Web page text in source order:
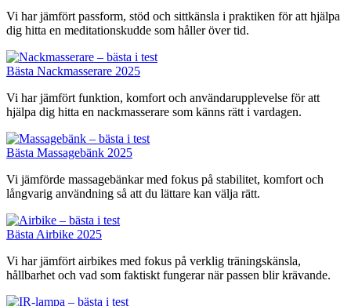
Vi har jämfört passform, stöd och sittkänsla i praktiken för att hjälpa
dig hitta en meditationskudde som håller över tid.
Bästa Nackmasserare 2025
Vi har jämfört funktion, komfort och användarupplevelse för att
hjälpa dig hitta en nackmasserare som känns rätt i vardagen.
Bästa Massagebänk 2025
Vi jämförde massagebänkar med fokus på stabilitet, komfort och
långvarig användning så att du lättare kan välja rätt.
Bästa Airbike 2025
Vi har jämfört airbikes med fokus på verklig träningskänsla,
hållbarhet och vad som faktiskt fungerar när passen blir krävande.